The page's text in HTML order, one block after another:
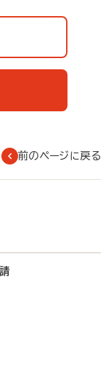
前のページに戻る